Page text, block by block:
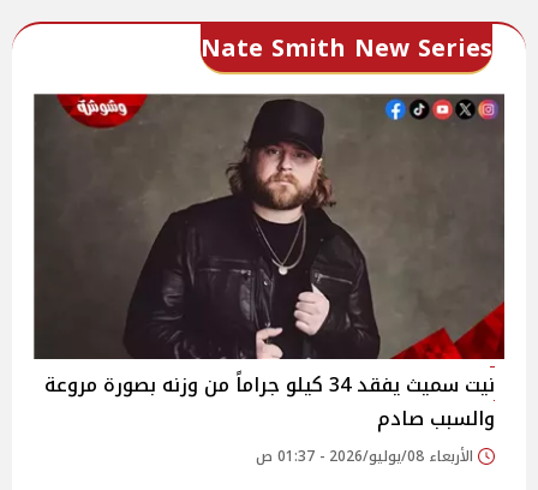
Nate Smith New Series
نيت سميث يفقد 34 كيلو جراماً من وزنه بصورة مروعة
والسبب صادم
الأربعاء 08/يوليو/2026 - 01:37 ص